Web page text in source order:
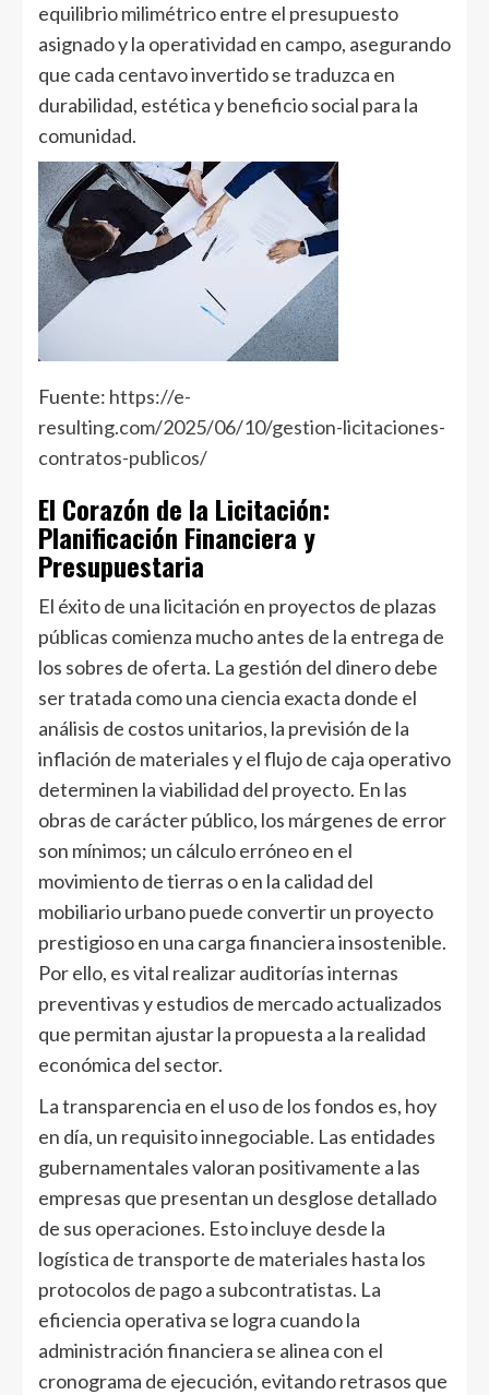
equilibrio milimétrico entre el presupuesto
asignado y la operatividad en campo, asegurando
que cada centavo invertido se traduzca en
durabilidad, estética y beneficio social para la
comunidad.
Fuente: https://e-
resulting.com/2025/06/10/gestion-licitaciones-
contratos-publicos/
El Corazón de la Licitación:
Planificación Financiera y
Presupuestaria
El éxito de una licitación en proyectos de plazas
públicas comienza mucho antes de la entrega de
los sobres de oferta. La gestión del dinero debe
ser tratada como una ciencia exacta donde el
análisis de costos unitarios, la previsión de la
inflación de materiales y el flujo de caja operativo
determinen la viabilidad del proyecto. En las
obras de carácter público, los márgenes de error
son mínimos; un cálculo erróneo en el
movimiento de tierras o en la calidad del
mobiliario urbano puede convertir un proyecto
prestigioso en una carga financiera insostenible.
Por ello, es vital realizar auditorías internas
preventivas y estudios de mercado actualizados
que permitan ajustar la propuesta a la realidad
económica del sector.
La transparencia en el uso de los fondos es, hoy
en día, un requisito innegociable. Las entidades
gubernamentales valoran positivamente a las
empresas que presentan un desglose detallado
de sus operaciones. Esto incluye desde la
logística de transporte de materiales hasta los
protocolos de pago a subcontratistas. La
eficiencia operativa se logra cuando la
administración financiera se alinea con el
cronograma de ejecución, evitando retrasos que